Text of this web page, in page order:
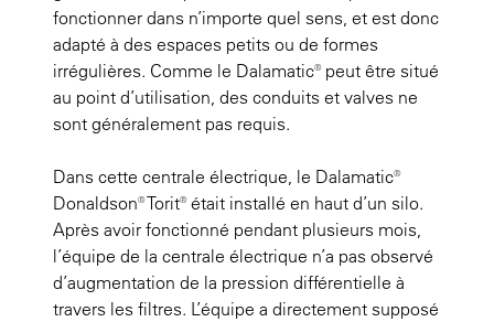
fonctionner dans n’importe quel sens, et est donc
adapté à des espaces petits ou de formes
irrégulières. Comme le Dalamatic® peut être situé
au point d’utilisation, des conduits et valves ne
sont généralement pas requis.
Dans cette centrale électrique, le Dalamatic®
Donaldson® Torit® était installé en haut d’un silo.
Après avoir fonctionné pendant plusieurs mois,
l’équipe de la centrale électrique n’a pas observé
d’augmentation de la pression différentielle à
travers les filtres. L’équipe a directement supposé